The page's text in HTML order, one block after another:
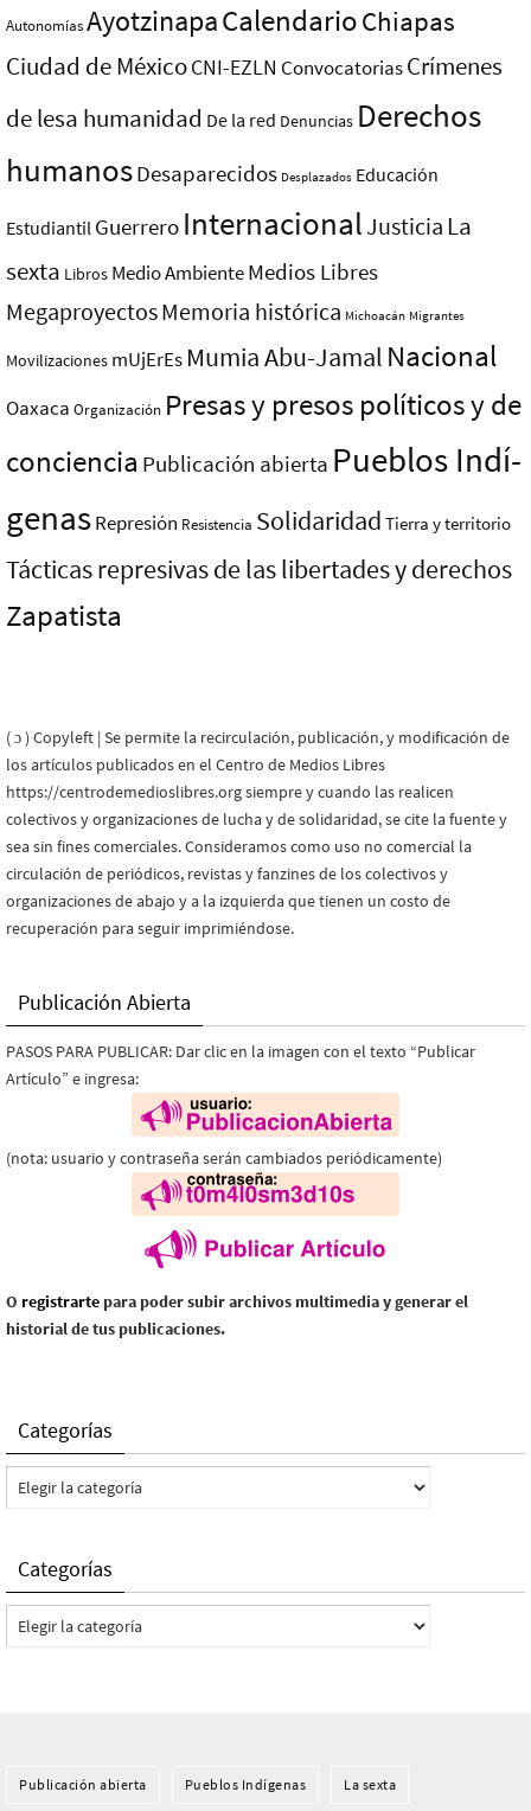
AutonomíasAyotzinapaCalendarioChiapas
Ciudad de MéxicoCNI-EZLN ConvocatoriasCrímenes
de lesa humanidad De la red Denuncias Derechos
humanosDesaparecidos Desplazados Educación
Estudiantil Guerrero InternacionalJusticia La
sexta Libros Medio AmbienteMedios Libres
MegaproyectosMemoria histórica Michoacán Migrantes
Movilizaciones mUjErEs Mumia Abu-Jamal Nacional
Oaxaca Organización Presas y presos polí­ticos y de
conciencia Publicación abierta Pueblos Indí­
genasRepresión Resistencia Solidaridad Tierra y territorio
Tácticas represivas de las libertades y derechos
Zapatista
( ɔ ) Copyleft | Se permite la recirculación, publicación, y modificación de
los artículos publicados en el Centro de Medios Libres
https://centrodemedioslibres.org siempre y cuando las realicen
colectivos y organizaciones de lucha y de solidaridad, se cite la fuente y
sea sin fines comerciales. Consideramos como uso no comercial la
circulación de periódicos, revistas y fanzines de los colectivos y
organizaciones de abajo y a la izquierda que tienen un costo de
recuperación para seguir imprimiéndose.
Publicación Abierta
PASOS PARA PUBLICAR: Dar clic en la imagen con el texto “Publicar
Artículo” e ingresa:
(nota: usuario y contraseña serán cambiados periódicamente)
O registrarte para poder subir archivos multimedia y generar el
historial de tus publicaciones.
Categorías
Categorías
Categorías
Categorías
Publicación abierta Pueblos Indí­genas La sexta